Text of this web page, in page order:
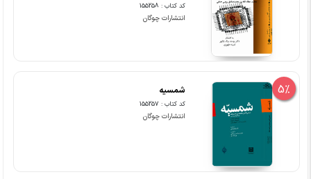
کد کتاب : 155258
انتشارات چوگان
5% شمسیه
کد کتاب : 155257
انتشارات چوگان